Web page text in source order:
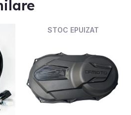
STOC EPUIZAT